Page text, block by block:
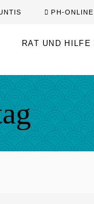
PH-ONLINE
RAT UND HILFE